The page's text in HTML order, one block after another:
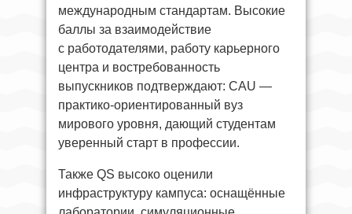
международным стандартам. Высокие
баллы за взаимодействие
с работодателями, работу карьерного
центра и востребованность
выпускников подтверждают: CAU —
практико-ориентированный вуз
мирового уровня, дающий студентам
уверенный старт в профессии.
Также QS высоко оценили
инфраструктуру кампуса: оснащённые